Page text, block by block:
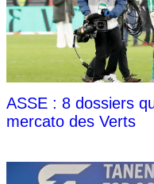
ASSE : 8 dossiers
mercato des Verts